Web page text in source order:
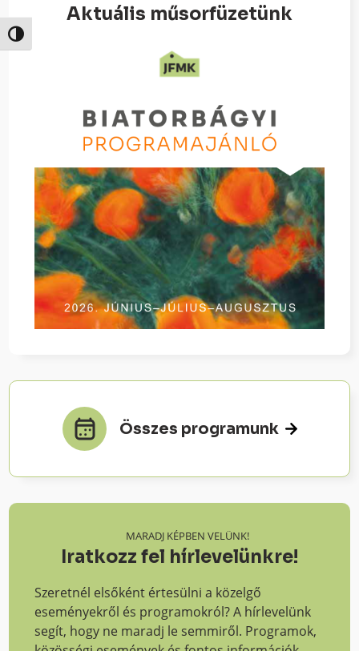
Nagy kontraszt váltása
Aktuális műsorfüzetünk
Összes programunk
MARADJ KÉPBEN VELÜNK!
Iratkozz fel hírlevelünkre!
Szeretnél elsőként értesülni a közelgő
eseményekről és programokról? A hírlevelünk
segít, hogy ne maradj le semmiről. Programok,